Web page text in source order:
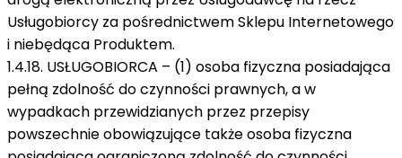
Usługobiorcy za pośrednictwem Sklepu Internetowego
i niebędąca Produktem.
1.4.18. USŁUGOBIORCA – (1) osoba fizyczna posiadająca
pełną zdolność do czynności prawnych, a w
wypadkach przewidzianych przez przepisy
powszechnie obowiązujące także osoba fizyczna